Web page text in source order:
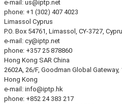
e-mail: us
iptp.net
phone: +1 (302) 407 4023
Limassol Cyprus
P.O. Box 54761, Limassol, CY-3727,
e-mail: cy
iptp.net
phone: +357 25 878860
Hong Kong SAR China
2602A, 26/F, Goodman Global
Hong Kong
e-mail: info
iptp.hk
phone: +852 24 383 217